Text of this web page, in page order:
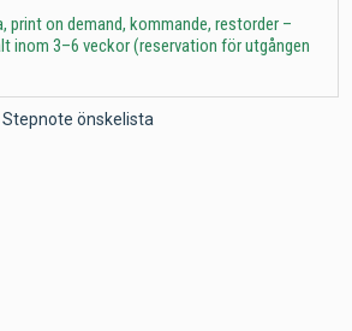
print on demand, kommande, restorder –
inom 3–6 veckor (reservation för utgången
önskelista